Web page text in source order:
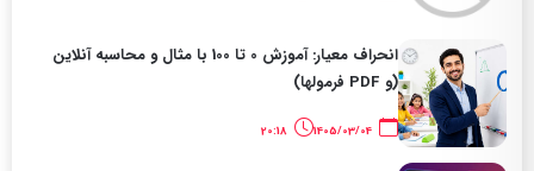
انحراف معیار: آموزش 0 تا 100 با مثال و محاسبه آنلاین
(و PDF فرمولها)
20:18